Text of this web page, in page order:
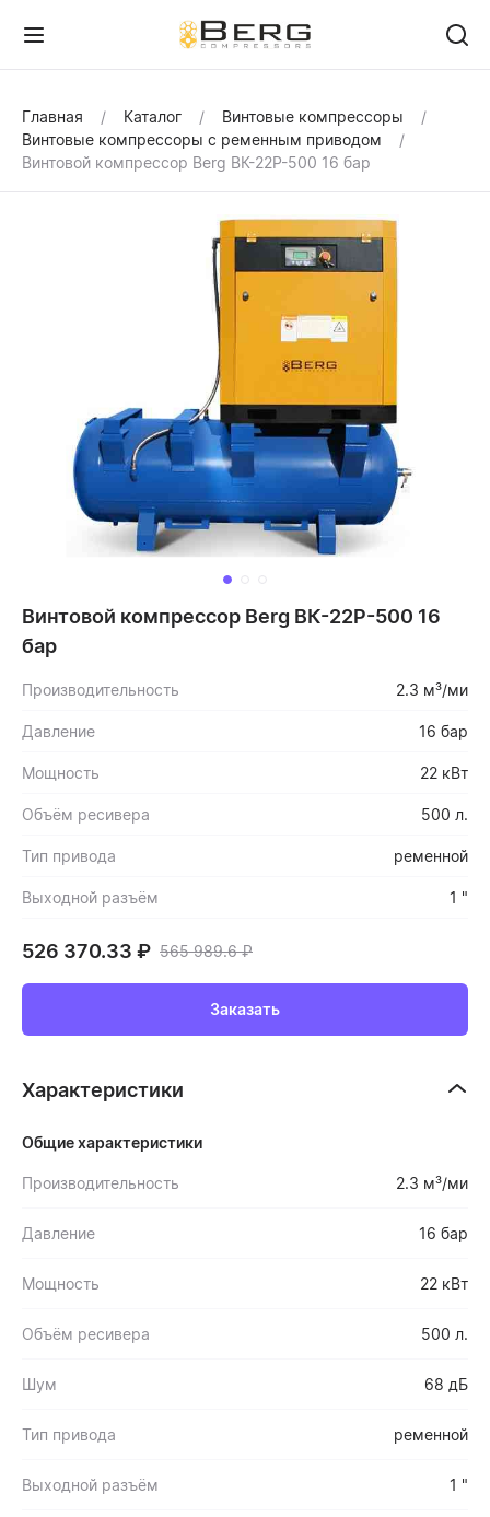
Главная Каталог
Винтовые компрессоры
Винтовые компрессоры с ременным приводом
Винтовой компрессор Berg ВК-22Р-500 16 бар
Винтовой компрессор Berg ВК-22Р-500 16
бар
Производительность 2.3 м³/ми
Давление 16 бар
Мощность 22 кВт
Объём ресивера 500 л.
Тип привода ременной
Выходной разъём 1 "
526 370.33 ₽ 565 989.6₽
Заказать
Характеристики
Общие характеристики
Производительность 2.3 м³/ми
Давление 16 бар
Мощность 22 кВт
Объём ресивера 500 л.
Шум 68 дБ
Тип привода ременной
Выходной разъём 1 "